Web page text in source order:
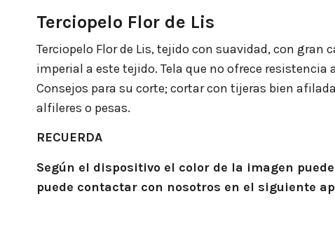
Terciopelo Flor de Lis
Terciopelo Flor de Lis, tejido con suavidad, con
imperial a este tejido. Tela que no ofrece
Consejos para su corte; cortar con tijeras bien
alfileres o pesas.
RECUERDA
Según el dispositivo el color de la imagen
puede contactar con nosotros en el siguiente